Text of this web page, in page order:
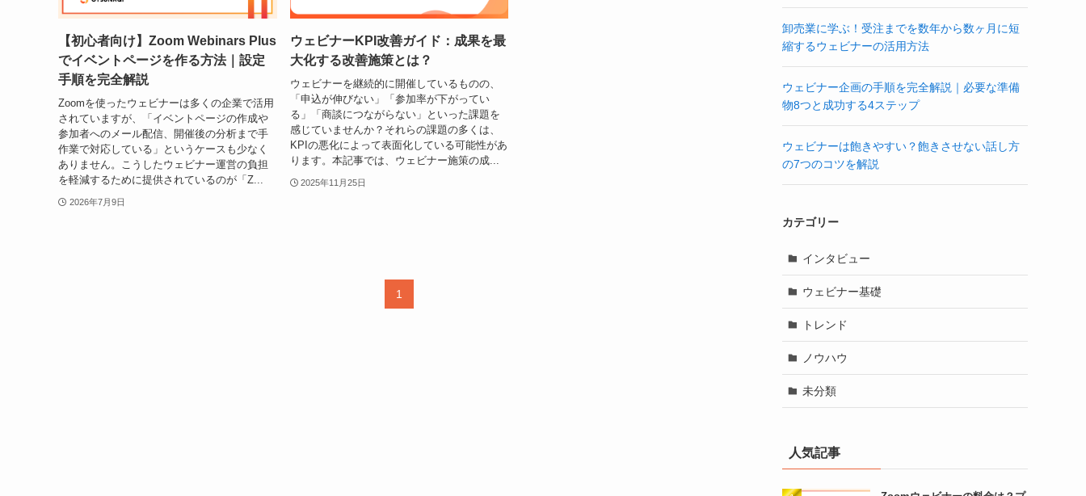
【初心者向け】Zoom Webinars Plus
でイベントページを作る方法｜設定
手順を完全解説
Zoomを使ったウェビナーは多くの企業で活用
されていますが、「イベントページの作成や
参加者へのメール配信、開催後の分析まで手
作業で対応している」というケースも少なく
ありません。こうしたウェビナー運営の負担
を軽減するために提供されているのが「Z...
2026年7月9日
ウェビナーKPI改善ガイド：成果を最
大化する改善施策とは？
ウェビナーを継続的に開催しているものの、
「申込が伸びない」「参加率が下がってい
る」「商談につながらない」といった課題を
感じていませんか？それらの課題の多くは、
KPIの悪化によって表面化している可能性があ
ります。本記事では、ウェビナー施策の成...
2025年11月25日
1
卸売業に学ぶ！受注までを数年から数ヶ月に短
縮するウェビナーの活用方法
ウェビナー企画の手順を完全解説｜必要な準備
物8つと成功する4ステップ
ウェビナーは飽きやすい？飽きさせない話し方
の7つのコツを解説
カテゴリー
インタビュー
ウェビナー基礎
トレンド
ノウハウ
未分類
人気記事